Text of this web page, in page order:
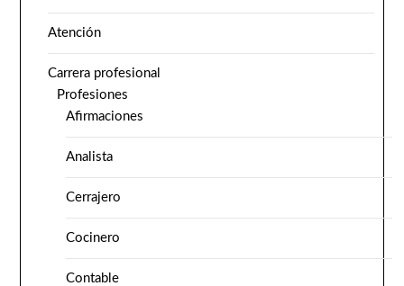
Atención
Carrera profesional
Profesiones
Afirmaciones
Analista
Cerrajero
Cocinero
Contable